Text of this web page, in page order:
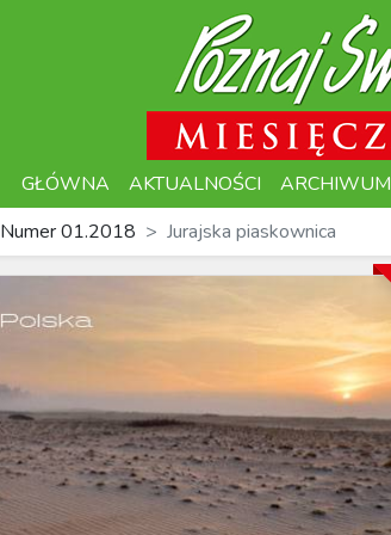
GŁÓWNA AKTUALNOŚCI ARCHIWUM
Numer 01.2018 Jurajska piaskownica